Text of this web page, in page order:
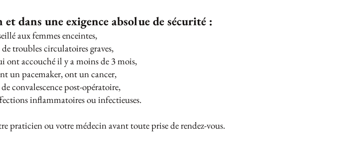
dans une exigence absolue de sécurité :
aux femmes enceintes,
troubles circulatoires graves,
ont accouché il y a moins de 3 mois,
un pacemaker, ont un cancer,
convalescence post-opératoire,
inflammatoires ou infectieuses.
praticien ou votre médecin avant toute prise de rendez-vous.